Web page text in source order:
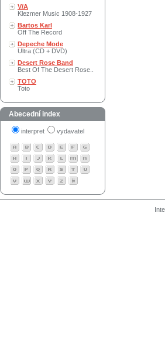
V/A
Klezmer Music 1908-1927
Bartos Karl
Off The Record
Depeche Mode
Ultra (CD + DVD)
Desert Rose Band
Best Of The Desert Rose..
TOTO
Toto
Abecední index
interpret vydavatel